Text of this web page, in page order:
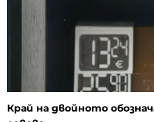
Край на двойното